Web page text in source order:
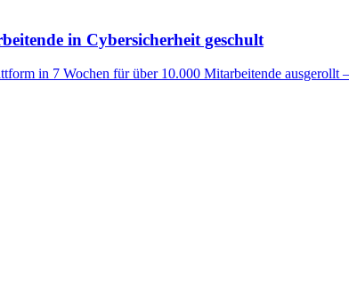
in Cybersicherheit geschult
in 7 Wochen für über 10.000 Mitarbeitende ausgerollt